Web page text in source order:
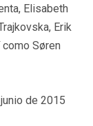
Elisabeth
Erik
Søren
de 2015